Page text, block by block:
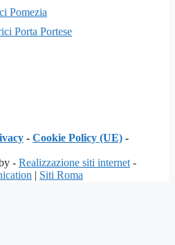
Pomezia
Porta Portese
- Cookie Policy (UE) -
- Realizzazione siti internet -
| Siti Roma